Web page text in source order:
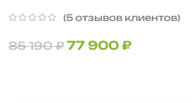
(5отзывов клиентов)
85 190₽ 77 900₽